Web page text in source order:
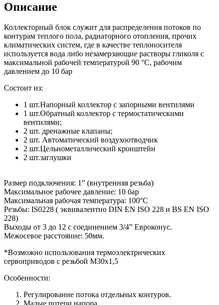
и
ков
TIM
Описание
Коллекторный блок служит для распределения потоков по
контурам теплого пола, радиаторного отопления, прочих
климатических систем, где в качестве теплоносителя
используется вода либо незамерзающие растворы гликоля с
максимальной рабочей температурой 90 °С, рабочим
давлением до 10 бар
Состоит из:
1 шт.Напорный коллектор с запорными вентилями
1 шт.Обратный коллектор с термостатическими
вентилями;
2 шт. дренажные клапаны;
2 шт. Автоматический воздухоотводчик
2 шт.Цельнометаллический кронштейн
2 шт.заглушки
Размер подключения: 1” (внутренняя резьба)
Максимальное рабочее давление: 10 бар
Максимальная рабочая температура: 100°С
Резьбы: IS0228 ( эквивалентно DIN EN ISO 228 и BS EN ISO
228)
Выходы от 3 до 12 с соединением 3/4” Евроконус.
Межосевое расстояние: 50мм.
*Возможно использования термоэлектрических
сервоприводов с резьбой М30х1,5
Особенности:
Регулирование потока отдельных контуров.